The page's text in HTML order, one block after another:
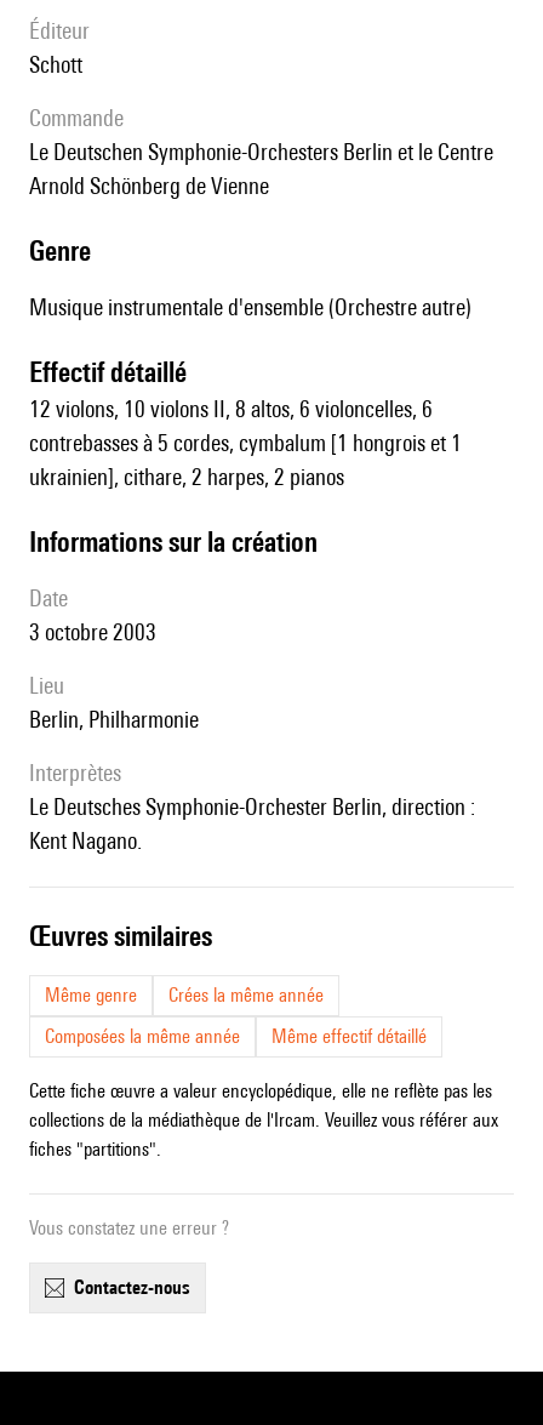
éditeur
Schott
Commande
le Deutschen Symphonie-Orchesters Berlin et le Centre
Arnold Schönberg de Vienne
genre
Musique instrumentale d'ensemble (Orchestre autre)
effectif détaillé
12 violons, 10 violons II, 8 altos, 6 violoncelles, 6
contrebasses à 5 cordes, cymbalum [1 hongrois et 1
ukrainien], cithare, 2 harpes, 2 pianos
informations sur la création
date
3 octobre 2003
lieu
Berlin, Philharmonie
interprètes
le Deutsches Symphonie-Orchester Berlin, direction :
Kent Nagano.
œuvres similaires
Même genre
Crées la même année
Composées la même année
Même effectif détaillé
Cette fiche œuvre a valeur encyclopédique, elle ne reflète pas les
collections de la médiathèque de l'Ircam. Veuillez vous référer aux
fiches "partitions".
Vous constatez une erreur ?
contactez-nous